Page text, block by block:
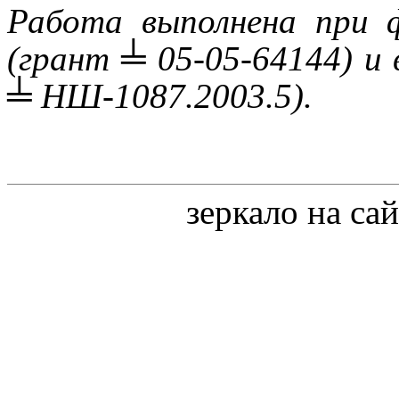
Работа выполнена при
(грант ╧ 05-05-64144) и
╧ НШ-1087.2003.5).
зеркало на